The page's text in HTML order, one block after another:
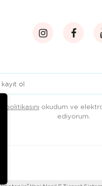
politikasını okudum ve
ediyorum.
®